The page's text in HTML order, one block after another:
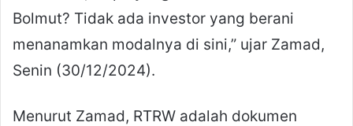
Bolmut? Tidak ada investor yang berani
menanamkan modalnya di sini,” ujar Zamad,
Senin (30/12/2024).
Menurut Zamad, RTRW adalah dokumen